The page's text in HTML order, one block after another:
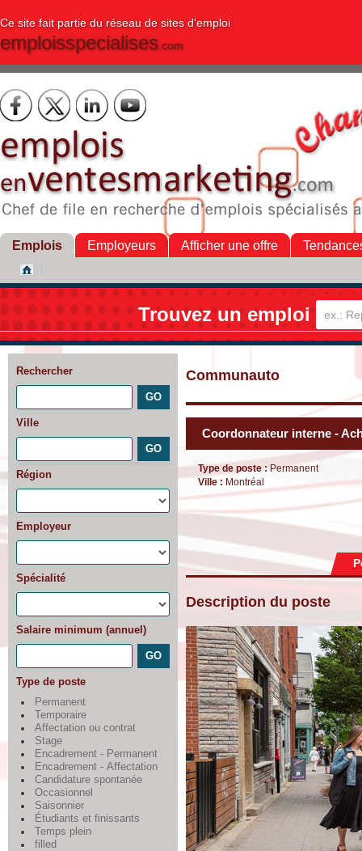
Ce site fait partie du réseau de sites d'emploi
emploisspecialises.com
Emplois Employeurs Afficher une offre
Trouvez un emploi
Rechercher
Ville
Région
Employeur
Spécialité
Salaire minimum (annuel)
Type de poste
Permanent
Temporaire
Affectation ou contrat
Stage
Encadrement - Permanent
Encadrement - Affectation
Candidature spontanée
Occasionnel
Saisonnier
Étudiants et finissants
Temps plein
filled
Communauto
Coordonnateur interne -
Type de poste :Permanent
Ville : Montréal
Description du poste